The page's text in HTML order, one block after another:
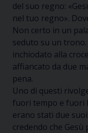
del suo regno:
nel tuo regno». D
Non certo in un
seduto su un trono.
inchiodato alla
affiancato da due
pena.
Uno di questi
fuori tempo e fuori
erano stati due suo
credendo che